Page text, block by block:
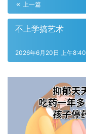
上一篇
不上学搞艺术
2026年6月20日 上午8:40